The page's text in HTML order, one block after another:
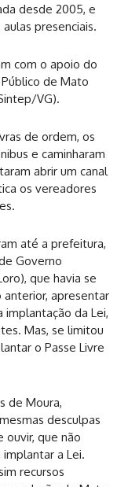
desde 2005, e
presenciais.
com o apoio do
de Mato
VG).
de ordem, os
e caminharam
abrir um canal
os vereadores
até a prefeitura,
Governo
que havia se
apresentar
da Lei,
Mas, se limitou
o Passe Livre
de Moura,
desculpas
ouvir, que não
a Lei.
recursos